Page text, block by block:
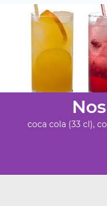
coca cola (33 cl),